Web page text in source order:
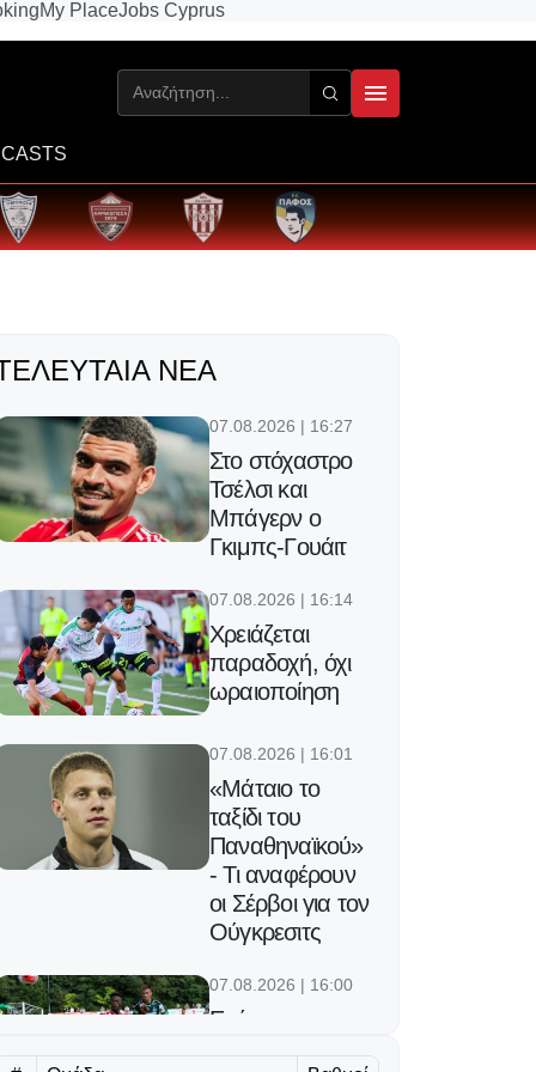
My PlaceJobs Cyprus
ΝΈΑ
07.08.2026 | 16:27
Στο στόχαστρο
Τσέλσι και
Μπάγερν ο
Γκιμπς-Γουάιτ
07.08.2026 | 16:14
Χρειάζεται
παραδοχή, όχι
ωραιοποίηση
07.08.2026 | 16:01
«Μάταιο το
ταξίδι του
Παναθηναϊκού»
- Τι αναφέρουν
οι Σέρβοι για τον
Ούγκρεσιτς
07.08.2026 | 16:00
Επίσημο: